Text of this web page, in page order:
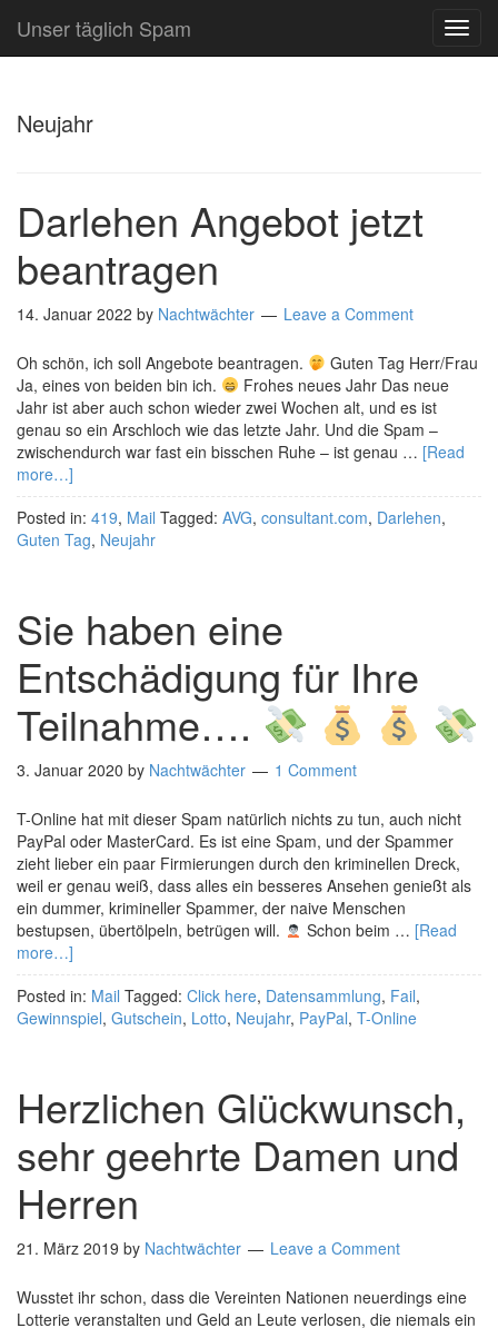
Unser täglich Spam
Neujahr
Darlehen Angebot jetzt
beantragen
14. Januar 2022 by Nachtwächter Leave a Comment
Oh schön, ich soll Angebote beantragen.
Guten Tag Herr/Frau
Ja, eines von beiden bin ich.
Frohes neues Jahr Das neue
Jahr ist aber auch schon wieder zwei Wochen alt, und es ist
genau so ein Arschloch wie das letzte Jahr. Und die Spam –
zwischendurch war fast ein bisschen Ruhe – ist genau … [Read
more…]
Posted in: 419, Mail Tagged: AVG, consultant.com, Darlehen,
Guten Tag, Neujahr
Sie haben eine
Entschädigung für Ihre
Teilnahme….
3. Januar 2020 by Nachtwächter 1 Comment
T-Online hat mit dieser Spam natürlich nichts zu tun, auch nicht
PayPal oder MasterCard. Es ist eine Spam, und der Spammer
zieht lieber ein paar Firmierungen durch den kriminellen Dreck,
weil er genau weiß, dass alles ein besseres Ansehen genießt als
ein dummer, krimineller Spammer, der naive Menschen
bestupsen, übertölpeln, betrügen will.
Schon beim … [Read
more…]
Posted in: Mail Tagged: Click here, Datensammlung, Fail,
Gewinnspiel, Gutschein, Lotto, Neujahr, PayPal, T-Online
Herzlichen Glückwunsch,
sehr geehrte Damen und
Herren
21. März 2019 by Nachtwächter Leave a Comment
Wusstet ihr schon, dass die Vereinten Nationen neuerdings eine
Lotterie veranstalten und Geld an Leute verlosen, die niemals ein